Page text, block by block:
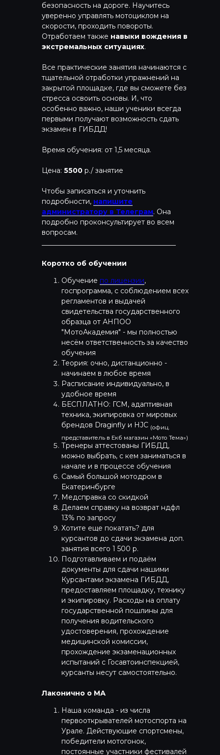
безопасность на дороге. Научитесь
уверенно управлять мотоциклом на
скорости, проходить повороты.
Отработаем также навыки вождения в
экстремальных ситуациях.
Все практические занятия начинаются с
тщательной отработки упражнений на
закрытой площадке, где вы сможете без
стресса освоить основы. И, что
особенно важно, наши ученики всегда
первыми получают возможность сдать
экзамен в ГИБДД!
Время обучения: от 1,5 месяца.
Цена: 5500 р./ занятие
Чтобы записаться и уточнить
подробности, напишите
администратору в Телеграм. Она
подробно проконсультирует во всем
вопросам.
Коротко об обучении
Обучение по лицензии,
госпрограмма, с соблюдением всех
регламентов и выдачей
свидетельства государственного
образца от АНПОО
"МотоАкадемия" - мы полностью
несём ответственность за качество
обучения
Теория: очно, дистанционно -
начинаем в любое время
Расписание индивидуально, в
удобное время
БЕСПЛАТНО: ГСМ, адаптивная
техника, экипировка от мировых
брендов Draginfly и HJC (офиц.
представитель в Екб магазин «Мото Тема»)
Тренеры аттестованы ГИБДД,
можно выбрать, с кем заниматься в
начале и в процессе обучения
Самый большой мотодром в
Екатеринбурге
Медсправка со скидкой
Делаем справку на возврат ндфл
13% по запросу
Хотите еще покатать? для
курсантов до сдачи экзамена доп.
занятия всего 1 500 р.
Подготавливаем и подаём
документы для сдачи нашими
Курсантами экзамена ГИБДД,
предоставляем площадку, технику
и экипировку. Расходы на оплату
государственной пошлины для
получения водительского
удостоверения, прохождение
медицинской комиссии,
прохождение экзаменационных
испытаний с Госавтоинспекцией,
курсанты несут самостоятельно.
Лаконично о МА
Наша команда - из числа
первооткрывателей мотоспорта на
Урале. Действующие спортсмены,
победители мотогонок,
постоянные участники фестивалей